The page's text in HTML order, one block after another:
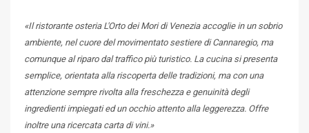
«Il ristorante osteria L'Orto dei Mori di Venezia accoglie in un sobrio
ambiente, nel cuore del movimentato sestiere di Cannaregio, ma
comunque al riparo dal traffico più turistico. La cucina si presenta
semplice, orientata alla riscoperta delle tradizioni, ma con una
attenzione sempre rivolta alla freschezza e genuinità degli
ingredienti impiegati ed un occhio attento alla leggerezza. Offre
inoltre una ricercata carta di vini.»